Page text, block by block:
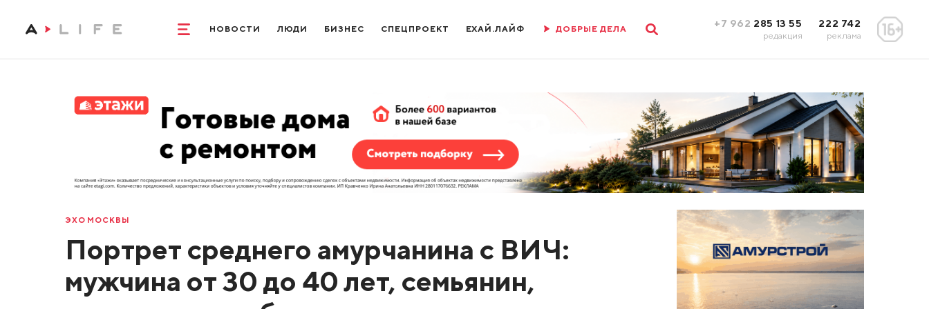
НОВОСТИ ЛЮДИ БИЗНЕС СПЕЦПРОЕКТ ЕХАЙ.ЛАЙФ ДОБРЫЕ ДЕЛА +7 962 285 13 55
редакция
222 742
реклама
ЭХО МОСКВЫ
Портрет среднего амурчанина с ВИЧ:
мужчина от 30 до 40 лет, семьянин,